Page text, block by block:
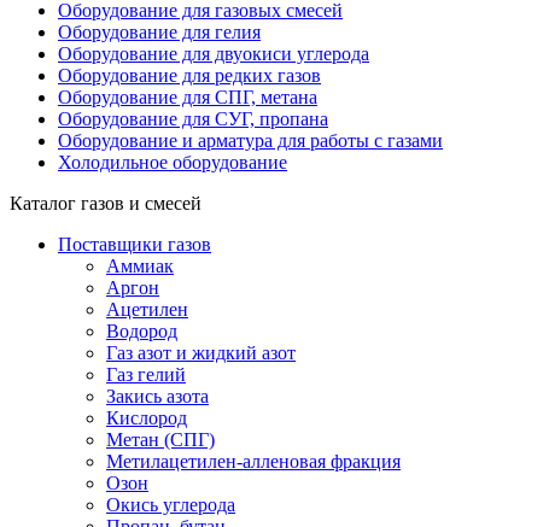
Оборудование для газовых смесей
Оборудование для гелия
Оборудование для двуокиси углерода
Оборудование для редких газов
Оборудование для СПГ, метана
Оборудование для СУГ, пропана
Оборудование и арматура для работы с газами
Холодильное оборудование
Каталог газов и смесей
Поставщики газов
Аммиак
Аргон
Ацетилен
Водород
Газ азот и жидкий азот
Газ гелий
Закись азота
Кислород
Метан (СПГ)
Метилацетилен-алленовая фракция
Озон
Окись углерода